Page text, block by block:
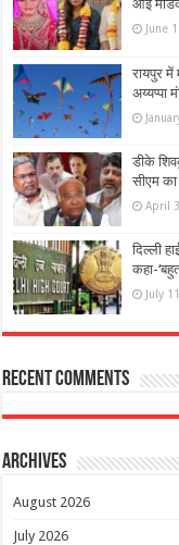
आई
June
रायपुर
अय्यप्पा
डीके
सीएम
April
दिल्ली
कहा-
July
Recent Comments
Archives
August 2026
July 2026